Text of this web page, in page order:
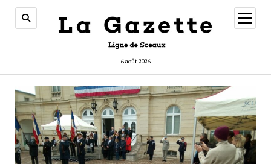
6 août 2026
ouvrir
menu